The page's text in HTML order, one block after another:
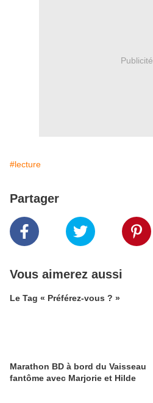
Publicité
#lecture
Partager
Vous aimerez aussi
Le Tag « Préférez-vous ? »
Marathon BD à bord du Vaisseau
fantôme avec Marjorie et Hilde